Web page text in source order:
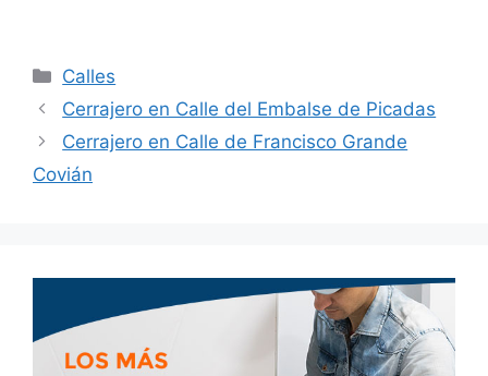
Calles
Cerrajero en Calle del Embalse de Picadas
Cerrajero en Calle de Francisco Grande
Covián